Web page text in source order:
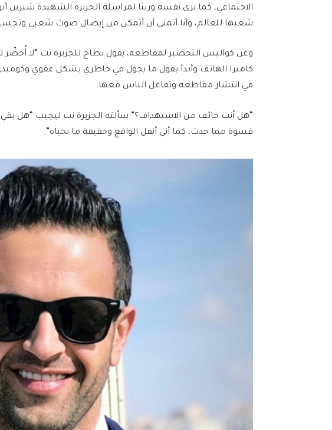
الاجتماعي، كما يرى نفسه وريثا لمراسلة الجزيرة الشهيدة
شعبها للعالم، وأنا أتمنى أن أتمكن من إيصال صوت شعبي
وعن كواليس التحضير لمقاطعه، يقول بطاح للجزيرة نت “لا
كاميرا الهاتف وأبدأ بقول ما يجول في خاطري بشكل عفوي
في انتشار مقاطعه وتفاعل الناس معها.
“هل أنت خائف من الاستهداف؟” سألته الجزيرة نت ليجيب “هل
قسوة مما حدث، كما أني أنقل الواقع وحقيقة ما نحياه”.